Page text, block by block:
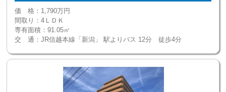
価 格： 1,790万円
間取り：4ＬＤＫ
専有面積：91.05㎡
交 通：JR信越本線「新潟」 駅よりバス 12分 徒歩4分